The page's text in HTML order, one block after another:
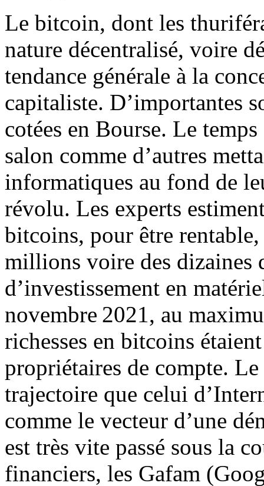
Le bitcoin, dont les
nature décentralisé, voire
tendance générale à la
capitaliste. D’importantes
cotées en Bourse. Le
salon comme d’autres
informatiques au fond de
révolu. Les experts
bitcoins, pour être
millions voire des dizaines
d’investissement en
novembre 2021, au
richesses en bitcoins
propriétaires de compte.
trajectoire que celui
comme le vecteur d’une
est très vite passé sous la
financiers, les Gafam